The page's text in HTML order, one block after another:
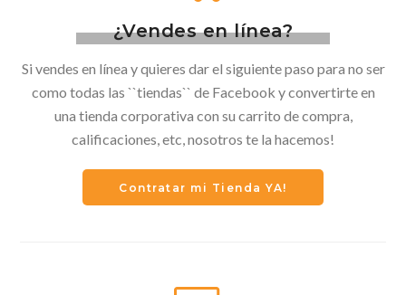
¿Vendes en línea?
Si vendes en línea y quieres dar el siguiente paso para no ser
como todas las ``tiendas`` de Facebook y convertirte en
una tienda corporativa con su carrito de compra,
calificaciones, etc, nosotros te la hacemos!
Contratar mi Tienda YA!